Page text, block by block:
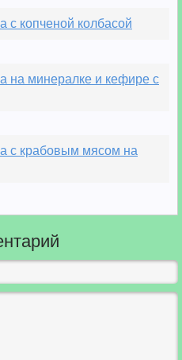
с копченой колбасой
на минералке и кефире с
с крабовым мясом на